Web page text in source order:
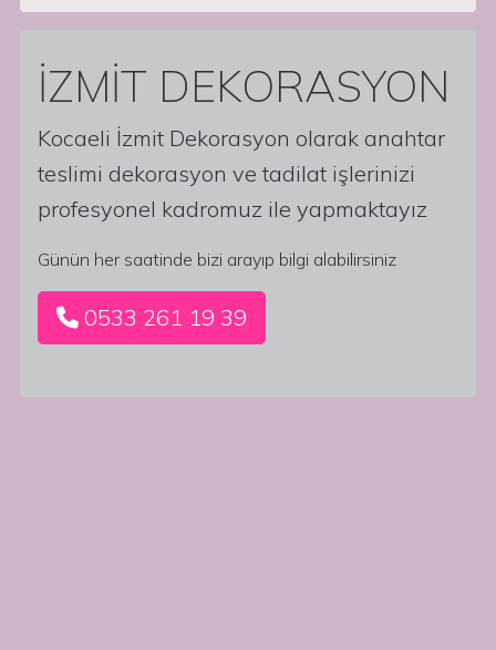
İZMİT DEKORASYON
Kocaeli İzmit Dekorasyon olarak anahtar
teslimi dekorasyon ve tadilat işlerinizi
profesyonel kadromuz ile yapmaktayız
Günün her saatinde bizi arayıp bilgi alabilirsiniz
0533 261 19 39